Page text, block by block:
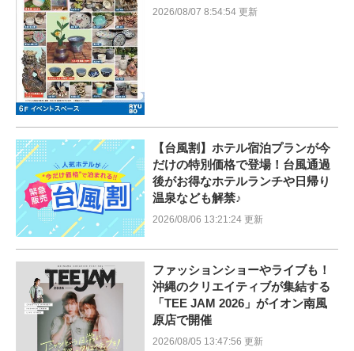
2026/08/07 8:54:54 更新
【台風割】ホテル宿泊プランが今
だけの特別価格で登場！台風通過
後がお得なホテルランチや日帰り
温泉なども解禁♪
2026/08/06 13:21:24 更新
ファッションショーやライブも！
沖縄のクリエイティブが集結する
「TEE JAM 2026」がイオン南風
原店で開催
2026/08/05 13:47:56 更新